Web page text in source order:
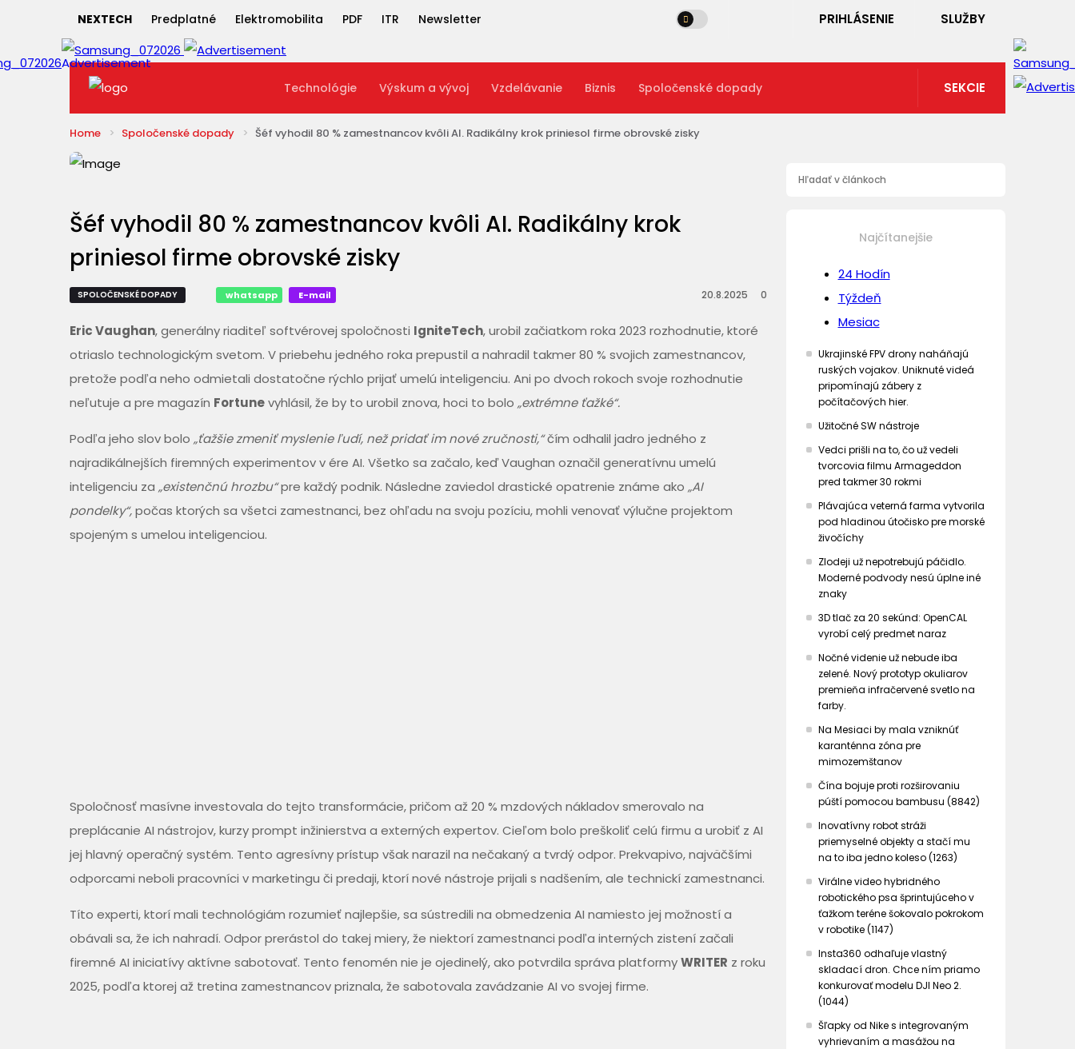
NEXTECH Predplatné Elektromobilita PDF ITR Newsletter PRIHLÁSENIE SLUŽBY
Technológie Výskum a vývoj Vzdelávanie Biznis Spoločenské dopady SEKCIE
Home Spoločenské dopady Šéf vyhodil 80 % zamestnancov kvôli AI. Radikálny krok priniesol firme obrovské zisky
Šéf vyhodil 80 % zamestnancov kvôli AI. Radikálny krok
priniesol firme obrovské zisky
SPOLOČENSKÉ DOPADY whatsapp E-mail 20.8.2025 0
Eric Vaughan, generálny riaditeľ softvérovej spoločnosti IgniteTech, urobil začiatkom roka 2023 rozhodnutie, ktoré
otriaslo technologickým svetom. V priebehu jedného roka prepustil a nahradil takmer 80 % svojich zamestnancov,
pretože podľa neho odmietali dostatočne rýchlo prijať umelú inteligenciu. Ani po dvoch rokoch svoje rozhodnutie
neľutuje a pre magazín Fortunevyhlásil, že by to urobil znova, hoci to bolo „extrémne ťažké“.
Podľa jeho slov bolo „ťažšie zmeniť myslenie ľudí, než pridať im nové zručnosti,“čím odhalil jadro jedného z
najradikálnejších firemných experimentov v ére AI. Všetko sa začalo, keď Vaughan označil generatívnu umelú
inteligenciu za „existenčnú hrozbu“pre každý podnik. Následne zaviedol drastické opatrenie známe ako „AI
pondelky“,počas ktorých sa všetci zamestnanci, bez ohľadu na svoju pozíciu, mohli venovať výlučne projektom
spojeným s umelou inteligenciou.
Spoločnosť masívne investovala do tejto transformácie, pričom až 20 % mzdových nákladov smerovalo na
preplácanie AI nástrojov, kurzy prompt inžinierstva a externých expertov. Cieľom bolo preškoliť celú firmu a urobiť z AI
jej hlavný operačný systém. Tento agresívny prístup však narazil na nečakaný a tvrdý odpor. Prekvapivo, najväčšími
odporcami neboli pracovníci v marketingu či predaji, ktorí nové nástroje prijali s nadšením, ale technickí zamestnanci.
Títo experti, ktorí mali technológiám rozumieť najlepšie, sa sústredili na obmedzenia AI namiesto jej možností a
obávali sa, že ich nahradí. Odpor prerástol do takej miery, že niektorí zamestnanci podľa interných zistení začali
firemné AI iniciatívy aktívne sabotovať. Tento fenomén nie je ojedinelý, ako potvrdila správa platformyWRITER z roku
2025, podľa ktorej až tretina zamestnancov priznala, že sabotovala zavádzanie AI vo svojej firme.
Najčítanejšie
24 Hodín
Týždeň
Mesiac
Ukrajinské FPV drony naháňajú
ruských vojakov. Uniknuté videá
pripomínajú zábery z
počítačových hier.
Užitočné SW nástroje
Vedci prišli na to, čo už vedeli
tvorcovia filmu Armageddon
pred takmer 30 rokmi
Plávajúca veterná farma vytvorila
pod hladinou útočisko pre morské
živočíchy
Zlodeji už nepotrebujú páčidlo.
Moderné podvody nesú úplne iné
znaky
3D tlač za 20 sekúnd: OpenCAL
vyrobí celý predmet naraz
Nočné videnie už nebude iba
zelené. Nový prototyp okuliarov
premieňa infračervené svetlo na
farby.
Na Mesiaci by mala vzniknúť
karanténna zóna pre
mimozemštanov
Čína bojuje proti rozširovaniu
púští pomocou bambusu (8842)
Inovatívny robot stráži
priemyselné objekty a stačí mu
na to iba jedno koleso (1263)
Virálne video hybridného
robotického psa šprintujúceho v
ťažkom teréne šokovalo pokrokom
v robotike (1147)
Insta360 odhaľuje vlastný
skladací dron. Chce ním priamo
konkurovať modelu DJI Neo 2.
(1044)
Šľapky od Nike s integrovaným
vyhrievaním a masážou na